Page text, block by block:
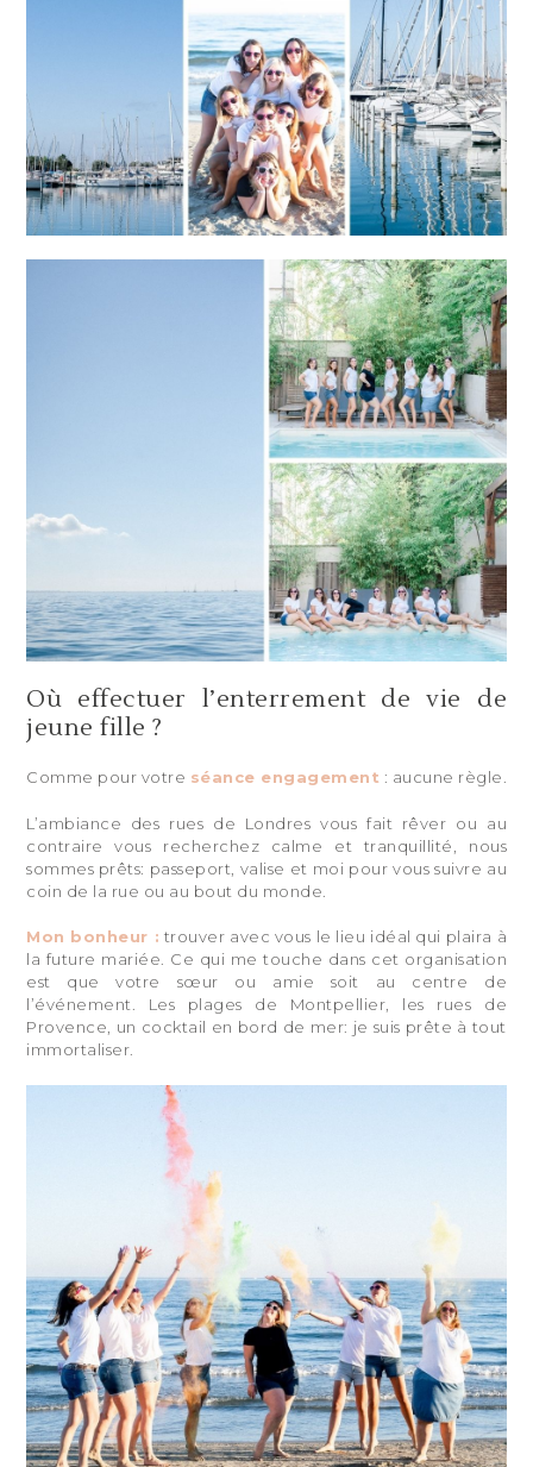
Où effectuer l’enterrement de vie de
jeune fille ?
Comme pour votre séance engagement : aucune règle.
L’ambiance des rues de Londres vous fait rêver ou au
contraire vous recherchez calme et tranquillité, nous
sommes prêts: passeport, valise et moi pour vous suivre au
coin de la rue ou au bout du monde.
Mon bonheur : trouver avec vous le lieu idéal qui plaira à
la future mariée. Ce qui me touche dans cet organisation
est que votre sœur ou amie soit au centre de
l’événement. Les plages de Montpellier, les rues de
Provence, un cocktail en bord de mer: je suis prête à tout
immortaliser.